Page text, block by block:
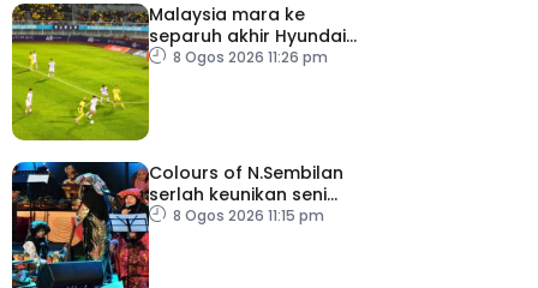
Malaysia mara ke
separuh akhir Hyundai
ASEAN Cup
8 Ogos 2026 11:26 pm
Colours of N.Sembilan
serlah keunikan seni
budaya negeri beradat
8 Ogos 2026 11:15 pm